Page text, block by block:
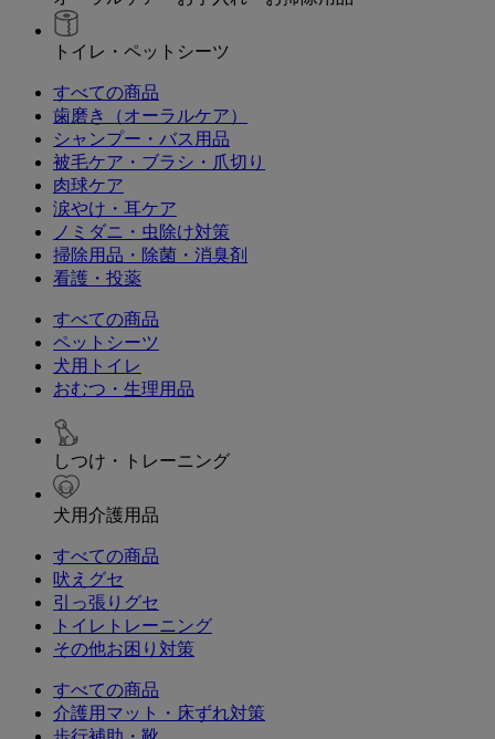
トイレ・ペットシーツ
すべての商品
歯磨き（オーラルケア）
シャンプー・バス用品
被毛ケア・ブラシ・爪切り
肉球ケア
涙やけ・耳ケア
ノミダニ・虫除け対策
掃除用品・除菌・消臭剤
看護・投薬
すべての商品
ペットシーツ
犬用トイレ
おむつ・生理用品
しつけ・トレーニング
犬用介護用品
すべての商品
吠えグセ
引っ張りグセ
トイレトレーニング
その他お困り対策
すべての商品
介護用マット・床ずれ対策